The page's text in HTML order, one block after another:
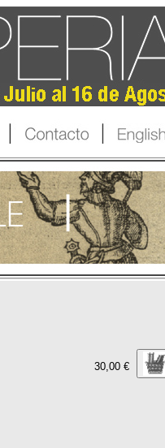
30,00 €